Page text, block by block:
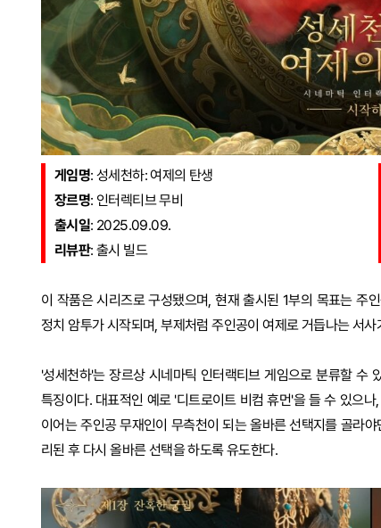
게임명: 성세천하: 여제의 탄생
장르명: 인터렉티브 무비
출시일: 2025.09.09.
리뷰판: 출시 빌드
이 작품은 시리즈로 구성됐으며, 현재 출시된 1부의 목표는 주
정치 암투가 시작되며, 부제처럼 주인공이 여제로 거듭나는 서
'성세천하'는 장르상 시네마틱 인터랙티브 게임으로 분류할 수
특징이다. 대표적인 예로 '디트로이트 비컴 휴먼'을 들 수 있으
이어는 주인공 무재인이 무측천이 되는 올바른 선택지를 골라
리된 후 다시 올바른 선택을 하도록 유도한다.